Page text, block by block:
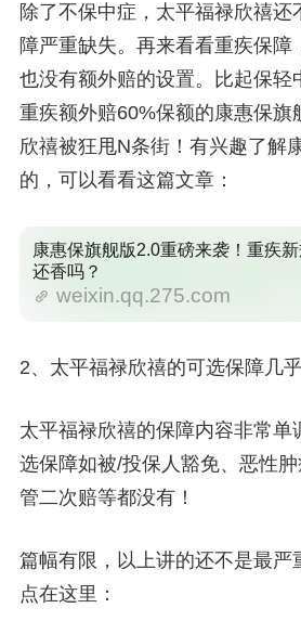
除了不保中症，太平福禄欣禧还
障严重缺失。再来看看重疾保障
也没有额外赔的设置。比起保轻
重疾额外赔60%保额的康惠保旗
欣禧被狂甩N条街！有兴趣了解
的，可以看看这篇文章：
康惠保旗舰版2.0重磅来袭！重疾
还香吗？
weixin.qq.275.com
2、太平福禄欣禧的可选保障几
太平福禄欣禧的保障内容非常单
选保障如被/投保人豁免、恶性
管二次赔等都没有！
篇幅有限，以上讲的还不是最严
点在这里：